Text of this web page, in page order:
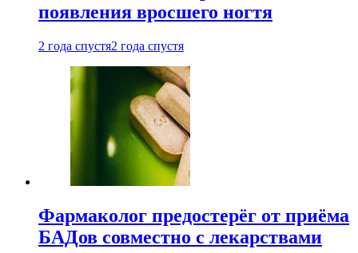
появления вросшего ногтя
2 года спустя2 года спустя
Фармаколог предостерёг от приёма
БАДов совместно с лекарствами